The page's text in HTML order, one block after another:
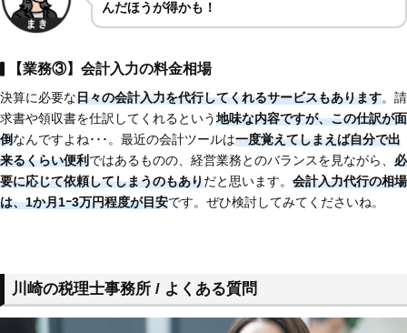
んだほうが得かも！
【業務③】会計入力の料金相場
決算に必要な日々の会計入力を代行してくれるサービスもあります。請
求書や領収書を仕訳してくれるという地味な内容ですが、この仕訳が面
倒なんですよね･･･。最近の会計ツールは一度覚えてしまえば自分で出
来るくらい便利ではあるものの、経営業務とのバランスを見ながら、 必
要に応じて依頼してしまうのもありだと思います。 会計入力代行の相場
は、1か月1ｰ3万円程度が目安です。ぜひ検討してみてくださいね。
川崎の税理士事務所 / よくある質問